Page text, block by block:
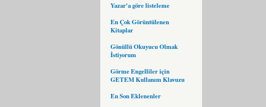
Yazar'a göre listeleme
En Çok Görüntülenen
Kitaplar
Gönüllü Okuyucu Olmak
İstiyorum
Görme Engelliler için
GETEM Kullanım Klavuzu
En Son Eklenenler